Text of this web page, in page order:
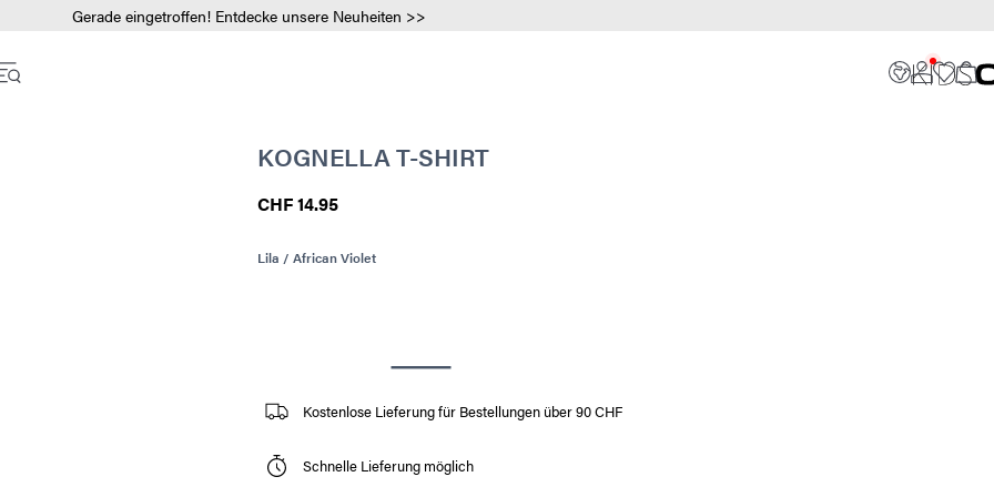
Gerade eingetroffen! Entdecke unsere Neuheiten >>
KOGNELLA T-SHIRT
CHF 14.95
Lila / African Violet
Kostenlose Lieferung für Bestellungen über 90 CHF
Schnelle Lieferung möglich